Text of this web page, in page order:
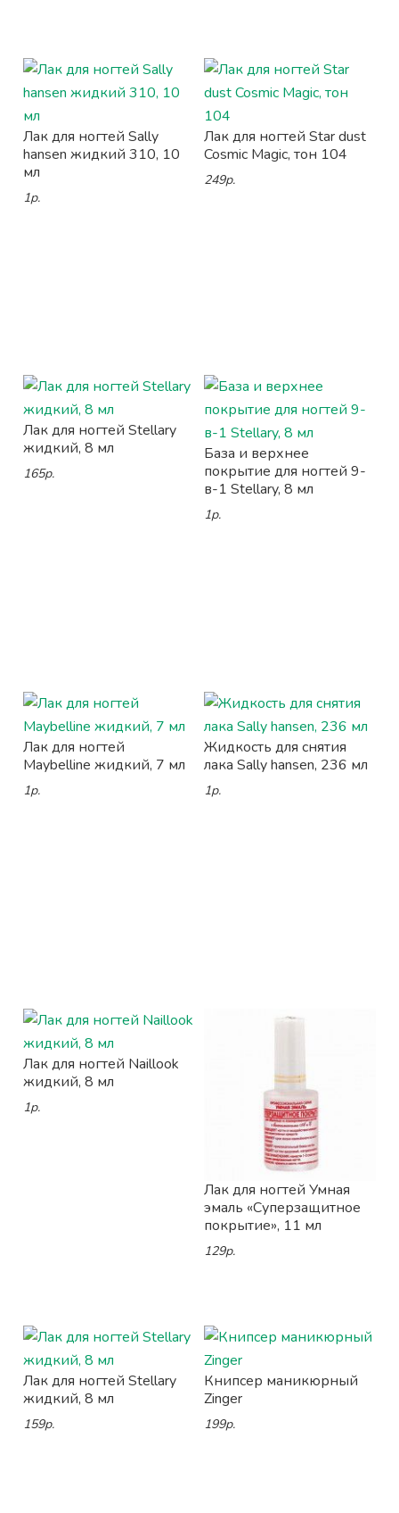
Лак для ногтей Sally
hansen жидкий 310, 10
мл
1р.
Лак для ногтей Star dust
Cosmic Magic, тон 104
249р.
Лак для ногтей Stellary
жидкий, 8 мл
165р.
База и верхнее
покрытие для ногтей 9-
в-1 Stellary, 8 мл
1р.
Лак для ногтей
Maybelline жидкий, 7 мл
1р.
Жидкость для снятия
лака Sally hansen, 236 мл
1р.
Лак для ногтей Naillook
жидкий, 8 мл
1р.
Лак для ногтей Умная
эмаль «Суперзащитное
покрытие», 11 мл
129р.
Лак для ногтей Stellary
жидкий, 8 мл
159р.
Книпсер маникюрный
Zinger
199р.